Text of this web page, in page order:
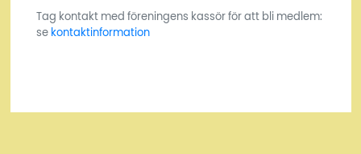
Tag kontakt med föreningens kassör för att bli medlem:
se kontaktinformation